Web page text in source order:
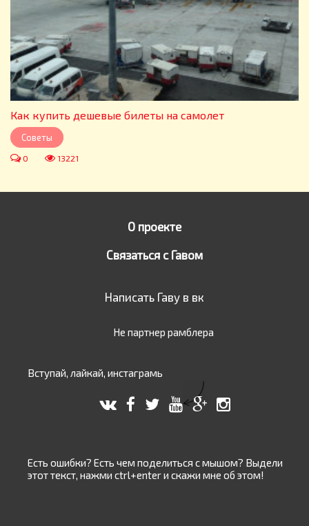
Как купить дешевые билеты на самолет
Советы
0 13221
О проекте
Связаться с Гавом
Написать Гаву в вк
Не партнер рамблера
Вступай, лайкай, инстаграмь
Есть ошибки? Есть чем поделиться с мышом? Выдели
этот текст, нажми ctrl+enter и скажи мне об этом!